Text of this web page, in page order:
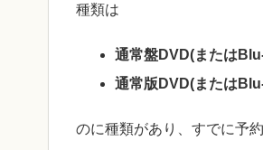
種類は
通常盤DVD(または
通常版DVD(または
のに種類があり、すでに予